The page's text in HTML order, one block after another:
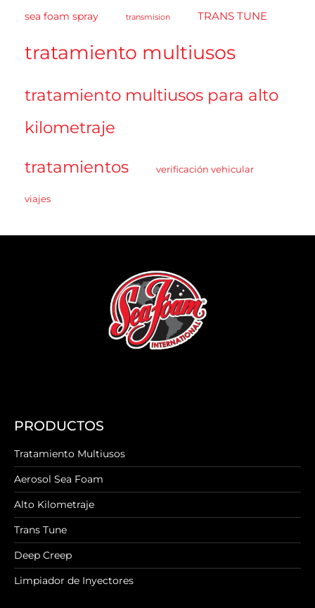
sea foam spray transmision TRANS TUNE
tratamiento multiusos
tratamiento multiusos para alto
kilometraje
tratamientos verificación vehicular
viajes
PRODUCTOS
Tratamiento Multiusos
Aerosol Sea Foam
Alto Kilometraje
Trans Tune
Deep Creep
Limpiador de Inyectores